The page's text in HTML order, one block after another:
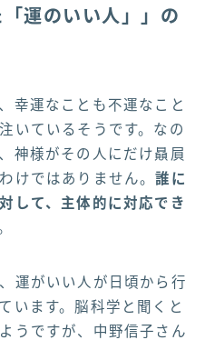
「運のいい人」」の
幸運なことも不運なこと
いているそうです。なの
神様がその人にだけ贔屓
けではありません。誰に
して、主体的に対応でき
運がいい人が日頃から行
います。脳科学と聞くと
うですが、中野信子さん